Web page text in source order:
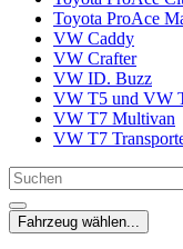
Toyota ProAce
VW Caddy
VW Crafter
VW ID. Buzz
VW T5 und VW
VW T7 Multivan
VW T7
Fahrzeug wählen...